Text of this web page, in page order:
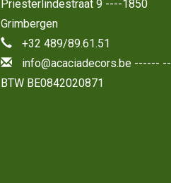
Priesterlindestraat 9 ----1850
Grimbergen
+32 489/89.61.51
info@acaciadecors.be ------ --
BTW BE0842020871